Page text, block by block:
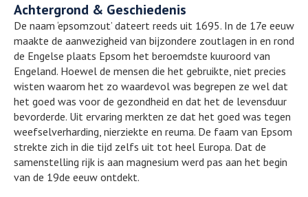
Achtergrond & Geschiedenis
De naam ‘epsomzout’ dateert reeds uit 1695. In de 17e eeuw
maakte de aanwezigheid van bijzondere zoutlagen in en rond
de Engelse plaats Epsom het beroemdste kuuroord van
Engeland. Hoewel de mensen die het gebruikte, niet precies
wisten waarom het zo waardevol was begrepen ze wel dat
het goed was voor de gezondheid en dat het de levensduur
bevorderde. Uit ervaring merkten ze dat het goed was tegen
weefselverharding, nierziekte en reuma. De faam van Epsom
strekte zich in die tijd zelfs uit tot heel Europa. Dat de
samenstelling rijk is aan magnesium werd pas aan het begin
van de 19de eeuw ontdekt.